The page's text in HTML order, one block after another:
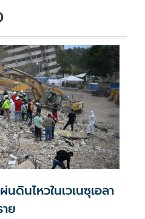
ดินไหวในเวเนซุเอลา
ย